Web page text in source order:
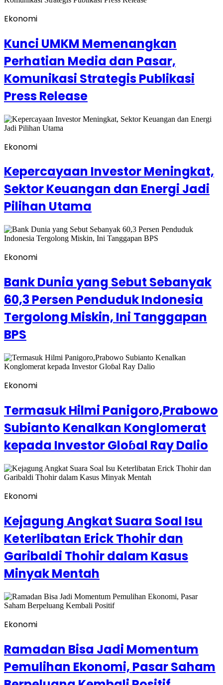
Ekonomi
Kunci UMKM Memenangkan
Perhatian Media dan Pasar,
Komunikasi Strategis Publikasi
Press Release
Ekonomi
Kepercayaan Investor Meningkat,
Sektor Keuangan dan Energi Jadi
Pilihan Utama
Ekonomi
Bank Dunia yang Sebut Sebanyak
60,3 Persen Penduduk Indonesia
Tergolong Miskin, Ini Tanggapan
BPS
Ekonomi
Termasuk Hilmi Panigoro,Prabowo
Subianto Kenalkan Konglomerat
kepada Investor Gloɓal Ray Dalio
Ekonomi
Kejagung Angkat Suara Soal Isu
Keterlibatan Erick Thohir dan
Garibaldi Thohir dalam Kasus
Minyak Mentah
Ekonomi
Ramadan Bisa Jadi Momentum
Pemulihan Ekonomi, Pasar Saham